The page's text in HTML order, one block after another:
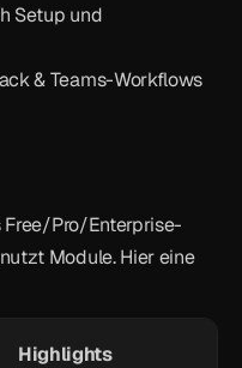
Setup und
& Teams-Workflows
Pro/Enterprise-
Module. Hier eine
Highlights